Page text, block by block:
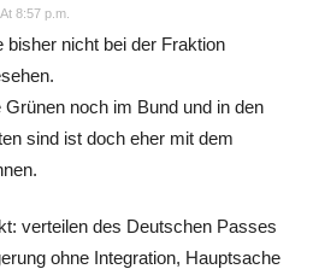
8:57 p.m.
bisher nicht bei der Fraktion
Grünen noch im Bund und in den
sind ist doch eher mit dem
verteilen des Deutschen Passes
ohne Integration, Hauptsache